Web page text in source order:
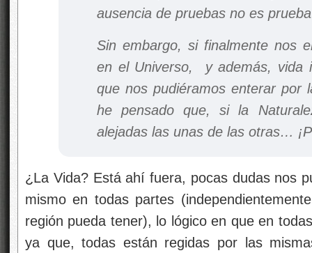
ausencia de pruebas no es
Sin embargo, si finalmente nos
en el Universo, y además, vida
que nos pudiéramos enterar por
he pensado que, si la
alejadas las unas de las otras…
¿La Vida? Está ahí fuera, pocas dudas nos
mismo en todas partes
región pueda tener), lo lógico en que en
ya que, todas están regidas por las